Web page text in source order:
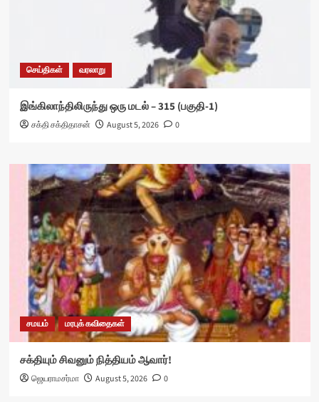
செய்திகள் வரலாறு
இங்கிலாந்திலிருந்து ஒரு மடல் – 315 (பகுதி-1)
சக்தி சக்திதாசன் August 5, 2026 0
சமயம் மரபுக் கவிதைகள்
சக்தியும் சிவனும் நித்தியம் ஆவார்!
ஜெயராமசர்மா August 5, 2026 0